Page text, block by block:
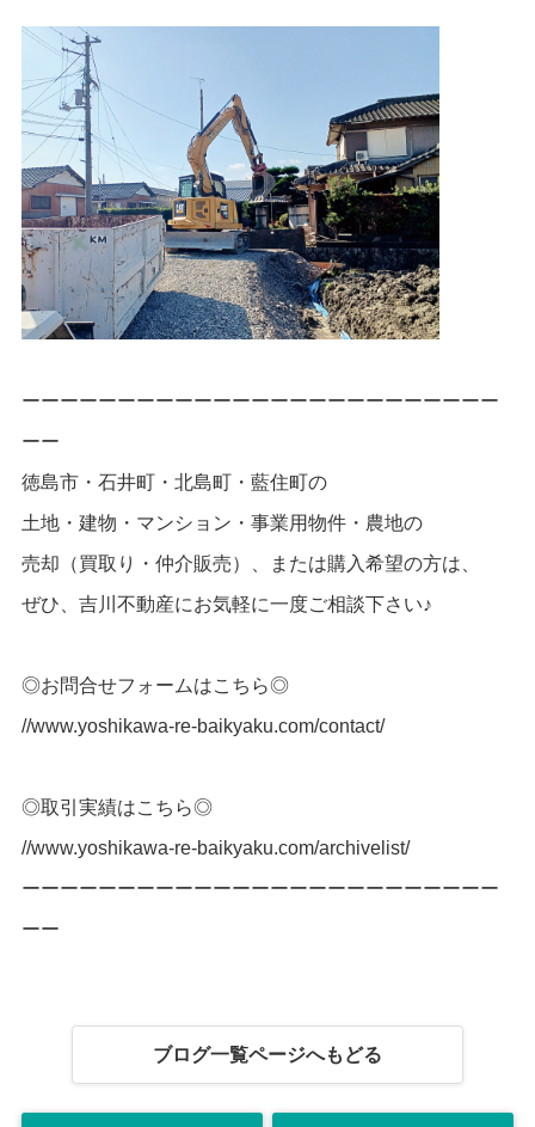
ーーーーーーーーーーーーーーーーーーーーーーーーー
ーー
徳島市・石井町・北島町・藍住町の
土地・建物・マンション・事業用物件・農地の
売却（買取り・仲介販売）、または購入希望の方は、
ぜひ、吉川不動産にお気軽に一度ご相談下さい♪
◎お問合せフォームはこちら◎
//www.yoshikawa-re-baikyaku.com/contact/
◎取引実績はこちら◎
//www.yoshikawa-re-baikyaku.com/archivelist/
ーーーーーーーーーーーーーーーーーーーーーーーーー
ーー
ブログ一覧ページへもどる